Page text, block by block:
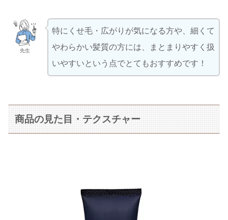
先生
特にくせ毛・広がりが気になる方や、細くて
やわらかい髪質の方には、まとまりやすく扱
いやすいという点でとてもおすすめです！
商品の見た目・テクスチャー